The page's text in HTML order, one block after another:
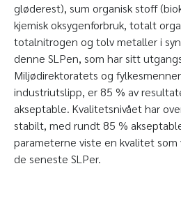
gløderest), sum organisk stoff
kjemisk oksygenforbruk, totalt
totalnitrogen og tolv metaller i
denne SLPen, som har sitt
Miljødirektoratets og
industriutslipp, er 85 % av
akseptable. Kvalitetsnivået har
stabilt, med rundt 85 %
parameterne viste en kvalitet som
de seneste SLPer.